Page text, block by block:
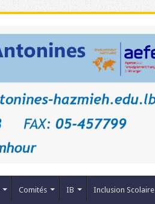
Comités IB Inclusion Scolaire